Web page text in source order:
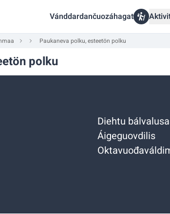
Vánddardančuozáhagat
Paukaneva polku, esteetön polku
polku
Diehtu
Áigeguovdilis